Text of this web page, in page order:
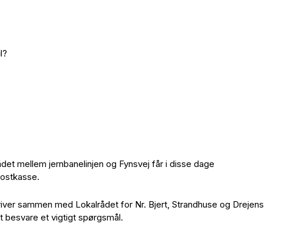
mellem jernbanelinjen og Fynsvej får i disse dage
sammen med Lokalrådet for Nr. Bjert, Strandhuse og Drejens
et vigtigt spørgsmål.